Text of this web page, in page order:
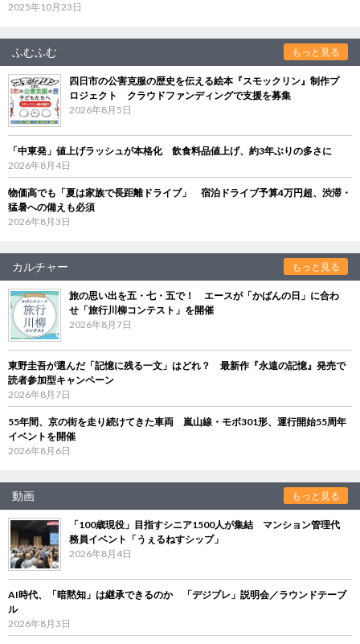
2025年10月23日
ふむふむ もっと見る
四日市の公害克服の歴史を伝える絵本『スモックリン』制作プ
ロジェクト クラウドファンディングで支援を募集
2026年8月5日
「中東発」値上げラッシュが本格化 飲食料品値上げ、約3年ぶりの多さに
2026年8月4日
物価高でも「夏は家族で長距離ドライブ」 宿泊ドライブ予算4万円超、渋滞・
猛暑への備えも必須
2026年8月3日
カルチャー もっと見る
旅の思い出を五・七・五で！ エースが「かばんの日」に合わ
せ「旅行川柳コンテスト」を開催
2026年8月7日
東野圭吾が選んだ「記憶に残る一文」はどれ？ 最新作『永遠の記憶』発売で
読者参加型キャンペーン
2026年8月7日
55年間、京の街を走り続けてきた車両 嵐山線・モボ301形、運行開始55周年
イベントを開催
2026年8月6日
動画 もっと見る
「100歳現役」目指すシニア1500人が集結 マンション管理代
務員イベント「うぇるねすシップ」
2026年8月4日
AI時代、「暗黙知」は継承できるのか 「デジブレ」説明会／ラウンドテーブ
ル
2026年8月3日